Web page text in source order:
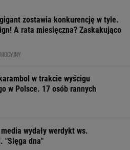
zostawia konkurencję w tyle.
A rata miesięczna? Zaskakująco
w trakcie wyścigu
w Polsce. 17 osób rannych
wydały werdykt ws.
"Sięga dna"